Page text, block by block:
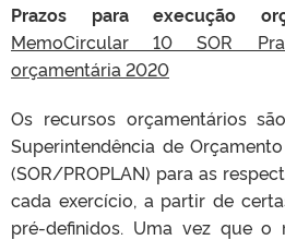
Prazos para execução
MemoCircular 10 SOR
orçamentária 2020
Os recursos orçamentários
Superintendência de
(SOR/PROPLAN) para as
cada exercício, a partir de
pré-definidos. Uma vez que o